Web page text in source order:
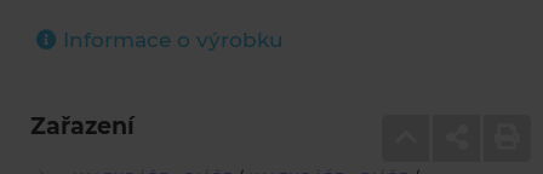
Informace o výrobku
Zařazení